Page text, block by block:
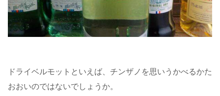
ドライベルモットといえば、チンザノを思いうかべるかた
おおいのではないでしょうか。